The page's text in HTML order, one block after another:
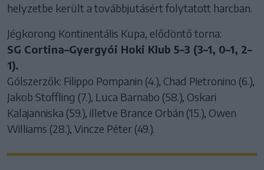
helyzetbe került a továbbjutásért folytatott harcban.
Jégkorong Kontinentális Kupa, elődöntő torna:
SG Cortina–Gyergyói Hoki Klub 5–3 (3–1, 0–1, 2–
1).
Gólszerzők: Filippo Pompanin (4.), Chad Pietronino (6.),
Jakob Stoffling (7.), Luca Barnabo (58.), Oskari
Kalajanniska (59.), illetve Brance Orbán (15.), Owen
Williams (28.), Vincze Péter (49.).